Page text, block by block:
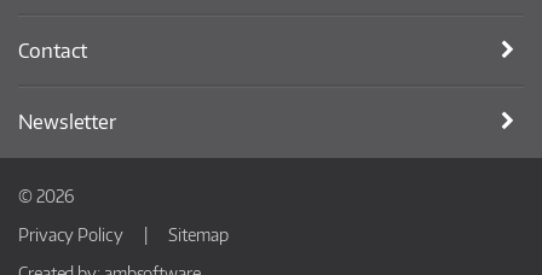
Contact
Newsletter
© 2026
Privacy Policy
Sitemap